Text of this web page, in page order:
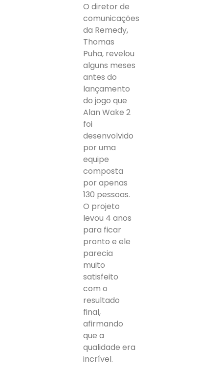
O diretor de
comunicações
da Remedy,
Thomas
Puha, revelou
alguns meses
antes do
lançamento
do jogo que
Alan Wake 2
foi
desenvolvido
por uma
equipe
composta
por apenas
130 pessoas.
O projeto
levou 4 anos
para ficar
pronto e ele
parecia
muito
satisfeito
com o
resultado
final,
afirmando
que a
qualidade era
incrível.